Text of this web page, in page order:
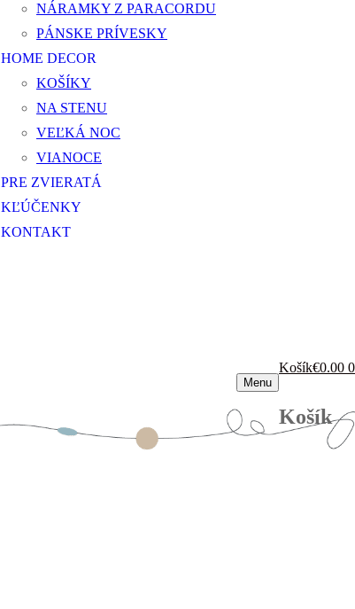
NÁRAMKY Z PARACORDU
PÁNSKE PRÍVESKY
HOME DECOR
KOŠÍKY
NA STENU
VEĽKÁ NOC
VIANOCE
PRE ZVIERATÁ
KĽÚČENKY
KONTAKT
Menu
Košík€0.00 0
Košík